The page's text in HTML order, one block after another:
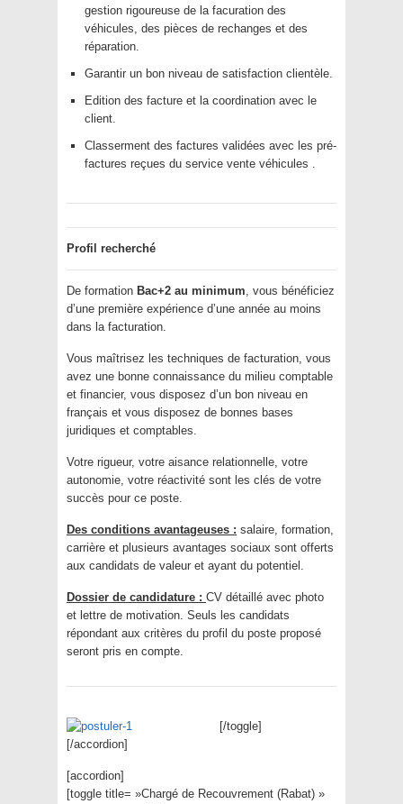
gestion rigoureuse de la facuration des
véhicules, des pièces de rechanges et des
réparation.
Garantir un bon niveau de satisfaction clientèle.
Edition des facture et la coordination avec le
client.
Classerment des factures validées avec les pré-
factures reçues du service vente véhicules .
Profil recherché
De formation Bac+2 au minimum, vous bénéficiez
d’une première expérience d’une année au moins
dans la facturation.
Vous maîtrisez les techniques de facturation, vous
avez une bonne connaissance du milieu comptable
et financier, vous disposez d’un bon niveau en
français et vous disposez de bonnes bases
juridiques et comptables.
Votre rigueur, votre aisance relationnelle, votre
autonomie, votre réactivité sont les clés de votre
succès pour ce poste.
Des conditions avantageuses : salaire, formation,
carrière et plusieurs avantages sociaux sont offerts
aux candidats de valeur et ayant du potentiel.
Dossier de candidature : CV détaillé avec photo
et lettre de motivation. Seuls les candidats
répondant aux critères du profil du poste proposé
seront pris en compte.
[/toggle]
[/accordion]
[accordion]
[toggle title= »Chargé de Recouvrement (Rabat) »